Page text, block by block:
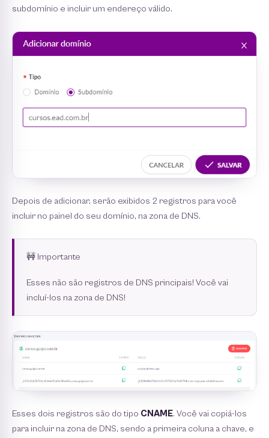
subdomínio e incluir um endereço válido.
Depois de adicionar, serão exibidos 2 registros para você
incluir no painel do seu domínio, na zona de DNS.
🚧 Importante
Esses não são registros de DNS principais! Você vai
incluí-los na zona de DNS!
Esses dois registros são do tipo CNAME. Você vai copiá-los
para incluir na zona de DNS, sendo a primeira coluna a chave, e